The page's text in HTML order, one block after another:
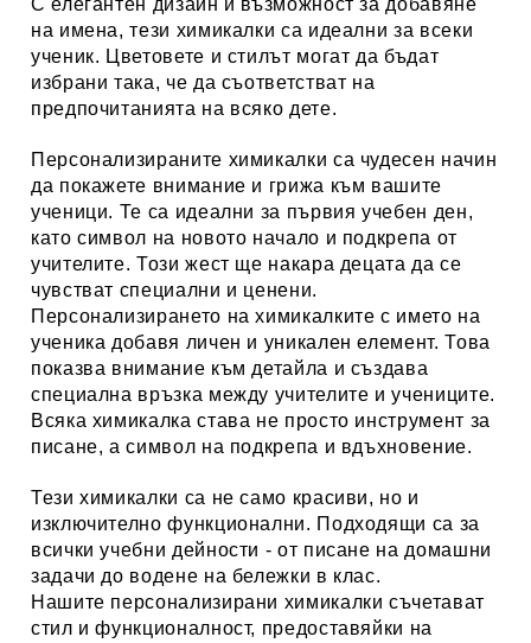
С елегантен дизайн и възможност за добавяне
на имена, тези химикалки са идеални за всеки
ученик. Цветовете и стилът могат да бъдат
избрани така, че да съответстват на
предпочитанията на всяко дете.
Персонализираните химикалки са чудесен начин
да покажете внимание и грижа към вашите
ученици. Те са идеални за първия учебен ден,
като символ на новото начало и подкрепа от
учителите. Този жест ще накара децата да се
чувстват специални и ценени.
Персонализирането на химикалките с името на
ученика добавя личен и уникален елемент. Това
показва внимание към детайла и създава
специална връзка между учителите и учениците.
Всяка химикалка става не просто инструмент за
писане, а символ на подкрепа и вдъхновение.
Тези химикалки са не само красиви, но и
изключително функционални. Подходящи са за
всички учебни дейности - от писане на домашни
задачи до водене на бележки в клас.
Нашите персонализирани химикалки съчетават
стил и функционалност, предоставяйки на